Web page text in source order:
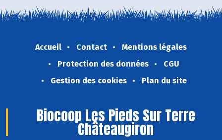
Accueil Contact
Mentions légales
Protection des données
CGU
Gestion des cookies
Plan du site
Biocoop Les Pieds Sur Terre
Châteaugiron